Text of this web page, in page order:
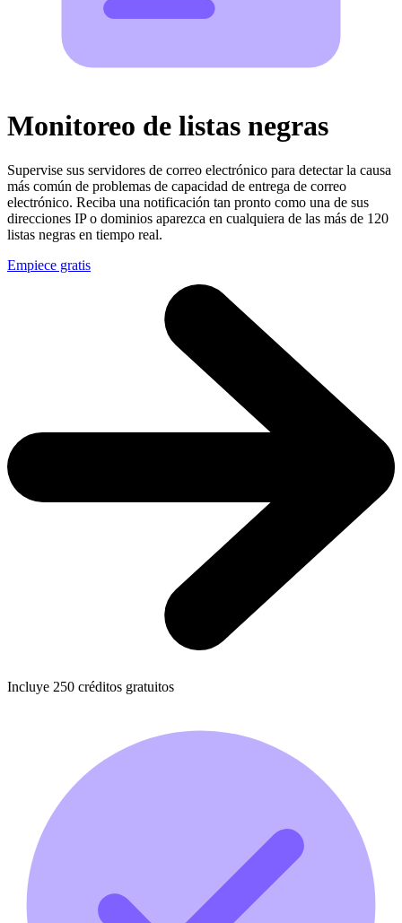
Monitoreo de listas negras
Supervise sus servidores de correo electrónico para detectar la causa
más común de problemas de capacidad de entrega de correo
electrónico. Reciba una notificación tan pronto como una de sus
direcciones IP o dominios aparezca en cualquiera de las más de 120
listas negras en tiempo real.
Empiece gratis
Incluye 250 créditos gratuitos